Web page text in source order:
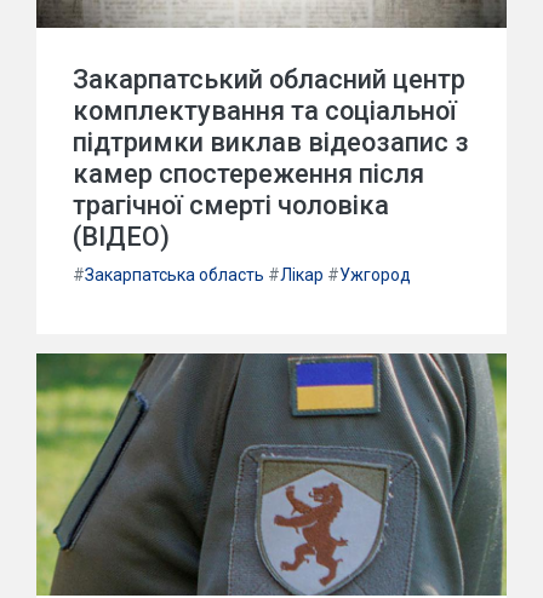
Закарпатський обласний центр
комплектування та соціальної
підтримки виклав відеозапис з
камер спостереження після
трагічної смерті чоловіка
(ВІДЕО)
#Закарпатська область #Лікар #Ужгород